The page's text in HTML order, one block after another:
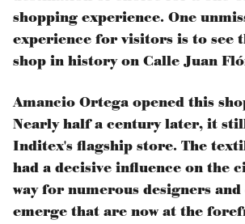
shopping experience. One
experience for visitors is to see
shop in history on Calle Juan
Amancio Ortega opened this
Nearly half a century later, it
Inditex's flagship store. The
had a decisive influence on the
way for numerous designers
emerge that are now at the